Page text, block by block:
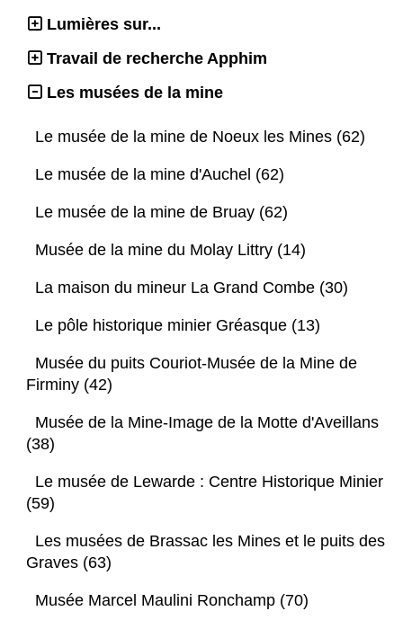
Lumières sur...
Travail de recherche Apphim
Les musées de la mine
Le musée de la mine de Noeux les Mines (62)
Le musée de la mine d'Auchel (62)
Le musée de la mine de Bruay (62)
Musée de la mine du Molay Littry (14)
La maison du mineur La Grand Combe (30)
Le pôle historique minier Gréasque (13)
Musée du puits Couriot-Musée de la Mine de
Firminy (42)
Musée de la Mine-Image de la Motte d'Aveillans
(38)
Le musée de Lewarde : Centre Historique Minier
(59)
Les musées de Brassac les Mines et le puits des
Graves (63)
Musée Marcel Maulini Ronchamp (70)